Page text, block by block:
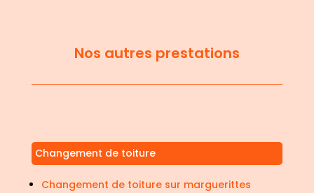
Nos autres prestations
Changement de toiture
Changement de toiture sur marguerittes